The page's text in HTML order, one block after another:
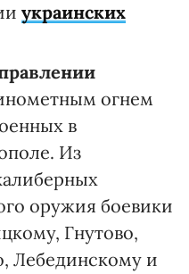
украинских
огнем
в
Из
оружия боевики
Гнутово,
Лебединскому и